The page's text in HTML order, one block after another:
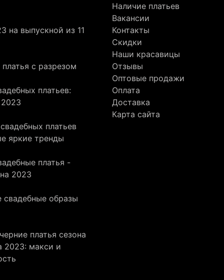
на выпускной из 11
с разрезом
платьев:
платьев
яркие тренды
платья -
2023
образы
платья сезона
2023: макси и
Наличие платьев
Вакансии
Контакты
Скидки
Наши красавицы
Отзывы
Оптовые продажи
Оплата
Доставка
Карта сайта